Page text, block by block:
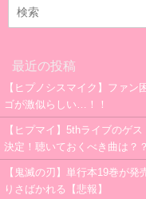
最近の投稿
【ヒプノシスマイク】ファ
ゴが激似らしい…！！
【ヒプマイ】5thライブのゲ
決定！聴いておくべき曲は？？
【鬼滅の刃】単行本19巻が
りさばかれる【悲報】